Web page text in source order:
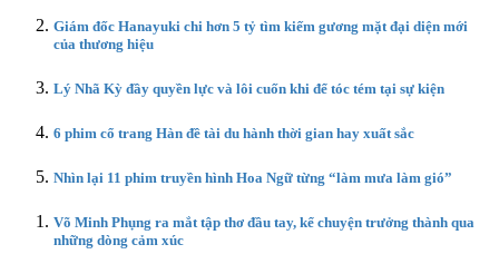
Giám đốc Hanayuki chi hơn 5 tỷ tìm kiếm gương mặt đại diện mới
của thương hiệu
Lý Nhã Kỳ đầy quyền lực và lôi cuốn khi để tóc tém tại sự kiện
6 phim cổ trang Hàn đề tài du hành thời gian hay xuất sắc
Nhìn lại 11 phim truyền hình Hoa Ngữ từng “làm mưa làm gió”
Võ Minh Phụng ra mắt tập thơ đầu tay, kể chuyện trưởng thành qua
những dòng cảm xúc